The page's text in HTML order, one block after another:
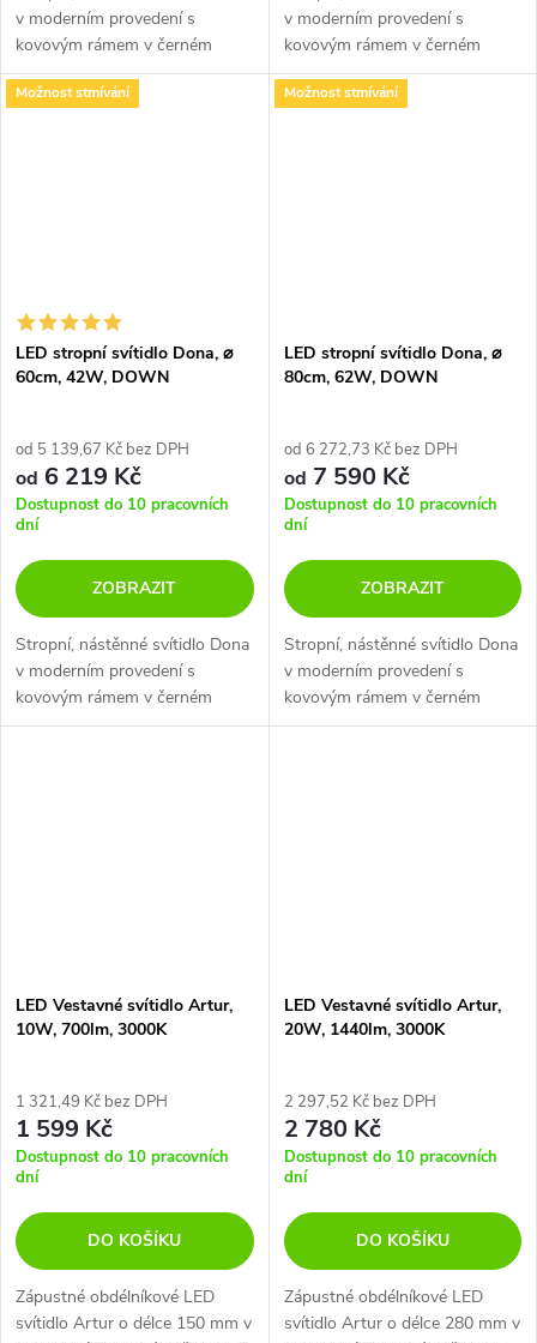
v moderním provedení s
kovovým rámem v černém
nebo bílém nástřiku. Svítí
nahoru a tím se světlo odráží
v moderním provedení s
kovovým rámem v černém
nebo bílém nástřiku. Svítí
směrem dolů v teplotě světla
Možnost stmívání
LED stropní svítidlo Dona, ⌀
60cm, 42W, DOWN
od 5 139,67 Kč bez DPH
od 6 219 Kč
Dostupnost do 10 pracovních
dní
ZOBRAZIT
Stropní, nástěnné svítidlo Dona
v moderním provedení s
kovovým rámem v černém
nebo bílém nástřiku. Svítí
Možnost stmívání
LED stropní svítidlo Dona, ⌀
80cm, 62W, DOWN
od 6 272,73 Kč bez DPH
od 7 590 Kč
Dostupnost do 10 pracovních
dní
ZOBRAZIT
Stropní, nástěnné svítidlo Dona
v moderním provedení s
kovovým rámem v černém
nebo bílém nástřiku. Svítí
LED Vestavné svítidlo Artur,
10W, 700lm, 3000K
1 321,49 Kč bez DPH
1 599 Kč
Dostupnost do 10 pracovních
dní
DO KOŠÍKU
Zápustné obdélníkové LED
svítidlo Artur o délce 150 mm v
LED Vestavné svítidlo Artur,
20W, 1440lm, 3000K
2 297,52 Kč bez DPH
2 780 Kč
Dostupnost do 10 pracovních
dní
DO KOŠÍKU
Zápustné obdélníkové LED
svítidlo Artur o délce 280 mm v